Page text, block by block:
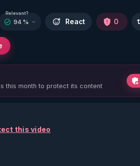
Relevant?
94 % React 0
this month to protect its content
this video